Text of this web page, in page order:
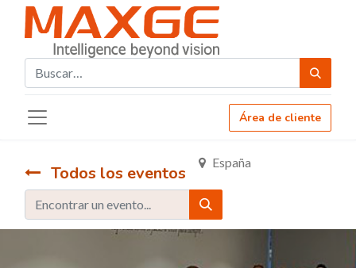
Área de cliente
Todos los eventos
España